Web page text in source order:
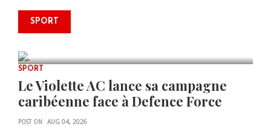
SPORT
0 COMMENTS
Le père de la légende argentine
Lionel Messi est décédé à 68 ans
SPORT
Le Violette AC lance sa campagne
caribéenne face à Defence Force
POST ON AUG 04, 2026